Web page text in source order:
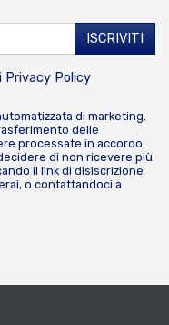
Privacy Policy
di marketing.
delle
processate in accordo
di non ricevere più
il link di disiscrizione
o contattandoci a